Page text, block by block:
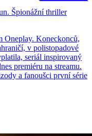
Špionážní thriller
Oneplay. Koneckonců,
v polistopadové
seriál inspirovaný
premiéru na streamu.
a fanoušci první série